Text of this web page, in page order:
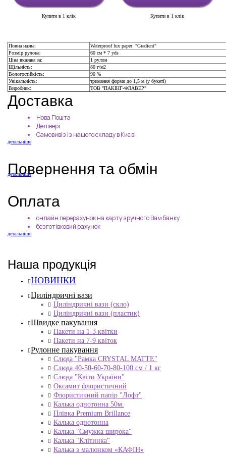
Купити в 1 клік Купити в 1 клік
Повна назва:
Waterproof lux paper "Gradient"
Розмір рулона:
60 см * 7 yds
Ціна вказана за:
1 рулон
Щільність:
80 г/м2
Вологостійкість:
90 %
Унікальність:
тримання форми до 1,5 м (у букеті)
Виробник:
ТОВ "ПАКІНГ-ФЛАВЕР"
Доставка
Нова Пошта
Делівері
Самовивіз із нашого складу в Києві
детальніше
Повернення та обмін
детальніше
Оплата
онлайн перерахунок на карту зручного Вам банку
безготівковий рахунок
детальніше
Наша продукція
НОВИНКИ
Циліндричні вази
Циліндричні вази (скло)
Циліндричні вази (пластик)
Швидке пакування
Пакети на 1-3 квітки
Пакети на 7-9 квіток
Рулонне пакування
Слюда "Рамка CRYSTAL MATTE"
Слюда 40-50-60-70-80-100 см / 1 кг
Слюда "Квіти України"
Оксамит флористичний
Флористичний папір "Лофт"
Калька однотонна 50м.
Плівка Premium Brillance
Калька однотонна
Калька "Смужка широка"
Калька "Клітинка"
Калька з малюнком «КАФІН»